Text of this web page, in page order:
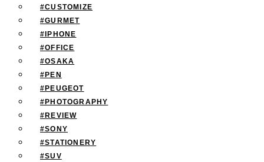
#CUSTOMIZE
#GURMET
#IPHONE
#OFFICE
#OSAKA
#PEN
#PEUGEOT
#PHOTOGRAPHY
#REVIEW
#SONY
#STATIONERY
#SUV